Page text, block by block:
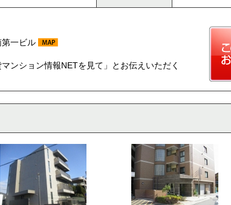
一ビル
ンション情報NETを見て」とお伝えいただく